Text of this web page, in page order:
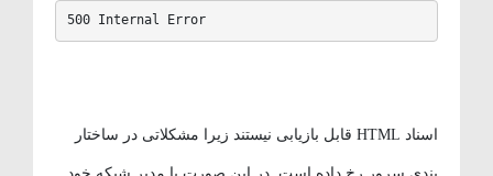
500 Internal Error
اسناد HTML قابل بازیابی نیستند زیرا مشکلاتی در ساختار